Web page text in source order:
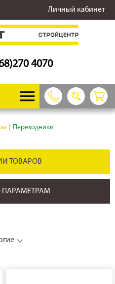
Личный кабинет
4070
Переходники
ТОВАРОВ
ПАРАМЕТРАМ